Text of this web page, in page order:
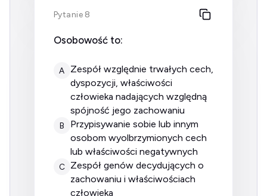
Pytanie 8
Osobowość to:
A
Zespół względnie trwałych cech,
dyspozycji, właściwości
człowieka nadających względną
spójność jego zachowaniu
B
Przypisywanie sobie lub innym
osobom wyolbrzymionych cech
lub właściwości negatywnych
C
Zespół genów decydujących o
zachowaniu i właściwościach
człowieka